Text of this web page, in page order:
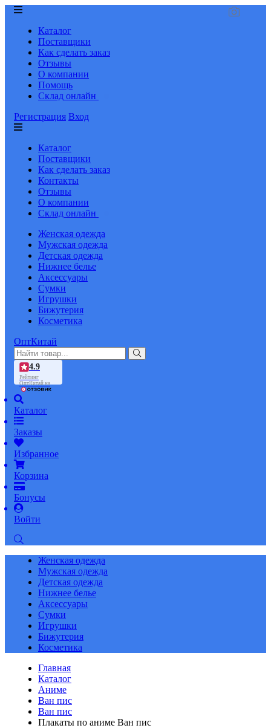
Каталог
Поставщики
Как сделать заказ
Отзывы
О компании
Помощь
Склад онлайн
Регистрация Вход
Каталог
Поставщики
Как сделать заказ
Контакты
Отзывы
О компании
Склад онлайн
Женская одежда
Мужская одежда
Детская одежда
Нижнее белье
Аксессуары
Сумки
Игрушки
Бижутерия
Косметика
ОптКитай
4.9
Рейтинг
ОптКитай на
Каталог
Заказы
Избранное
Корзина
Бонусы
Войти
Женская одежда
Мужская одежда
Детская одежда
Нижнее белье
Аксессуары
Сумки
Игрушки
Бижутерия
Косметика
Главная
Каталог
Аниме
Ван пис
Ван пис
Плакаты по аниме Ван пис